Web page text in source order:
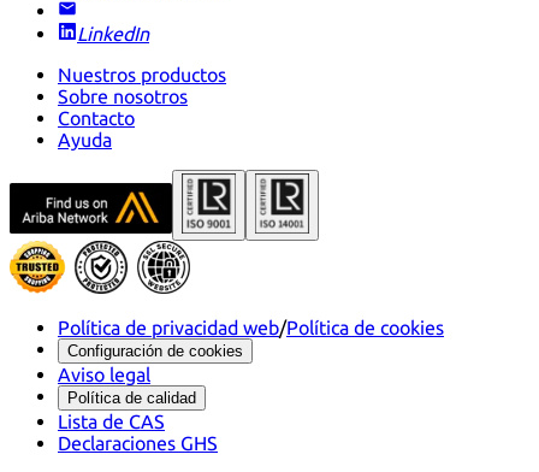
LinkedIn
Nuestros productos
Sobre nosotros
Contacto
Ayuda
Política de privacidad web/Política de cookies
Configuración de cookies
Aviso legal
Política de calidad
Lista de CAS
Declaraciones GHS